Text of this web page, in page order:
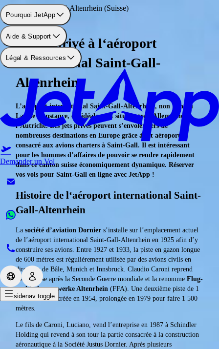
Pourquoi JetApp
Aide & Support
Légal & Ressources
Demander un Vol
sidenav toggle
Aéroport: Saint-Gall-Altenrhein (Suisse)
En jet privé à l‘aéroport
international Saint-Gall-
Altenrhein
L’aéroport international Saint-Gall-Altenrhein, non loin du
Lac de Constance, est idéalement situé entre l’Allemagne et
l’Autriche. Les jets privés peuvent s’envoler vers de
nombreuses destinations en Europe grâce à cet aéroport
consacré aux avions charters à Saint-Gall. Il est intéressant
pour les hommes d’affaires de pouvoir se rendre rapidement
dans ce canton suisse économiquement dynamique. Réserver
vos vols pour Saint-Gall en ligne avec JetApp !
Histoire de l‘aéroport international Saint-
Gall-Altenrhein
La société d’aviation Dornier s’installe sur l’emplacement actuel
de l’aéroport international Saint-Gall-Altenrhein en 1925 afin d’y
construire ses avions. Entre 1927 et 1933, la piste en gazon longue
de 600 mètres est régulièrement utilisée par des avions civils en
direction de Bâle, Munich et Innsbruck. Claudio Caroni reprend
l’entreprise après la Seconde Guerre mondiale et la renomme Flug-
und Fahrzeugwerke Altenrhein (FFA). Une deuxième piste de 1
200 mètres est créée en 1954, prolongée en 1979 pour faire 1 500
mètres.
Le fils de Caroni, Luciano, vend l’entreprise en 1987 à Schindler
Holding qui revend à son tour la partie consacrée à la construction
aéronautique à la Société Justus Dornier. Après plusieurs